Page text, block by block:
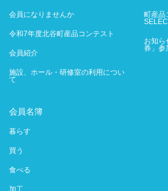
会員になりませんか
令和7年度北谷町産品コンテスト
会員紹介
施設、ホール・研修室の利用につい
て
町産品
お知ら
券」参
会員名簿
暮らす
買う
食べる
加工